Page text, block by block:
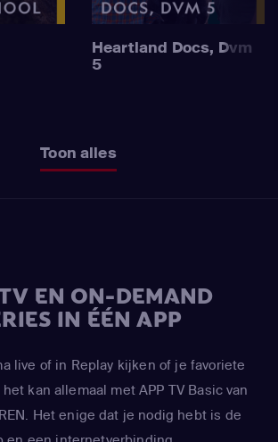
Heartland Docs, Dvm
5
Toon alles
EN ON-DEMAND
IN ÉÉN APP
live of in Replay kijken of je favoriete
kan allemaal met APP TV Basic van
Het enige dat je nodig hebt is de